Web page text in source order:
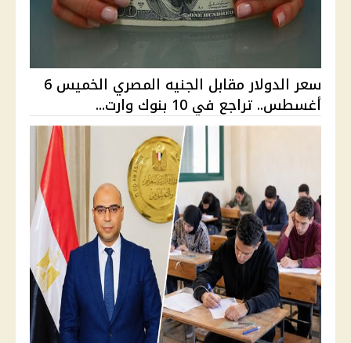
سعر الدولار مقابل الجنيه المصري الخميس 6
أغسطس.. تراجع في 10 بنوك وارت...